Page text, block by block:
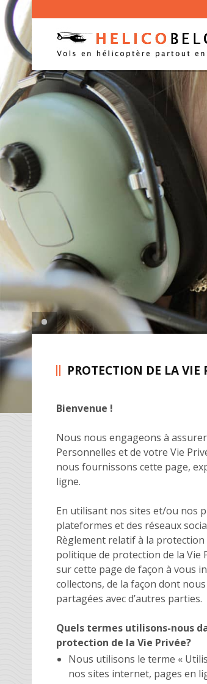
PROTECTION DE LA VIE
Bienvenue !
Nous nous engageons à
Personnelles et de votre Vie
nous fournissons cette page,
ligne.
En utilisant nos sites et/ou nos
plateformes et des réseaux
Règlement relatif à la protection
politique de protection de la Vie
sur cette page de façon à vous
collectons, de la façon dont
partagées avec d’autres parties.
Quels termes utilisons-nous
protection de la Vie Privée?
Nous utilisons le terme «
nos sites internet, pages en